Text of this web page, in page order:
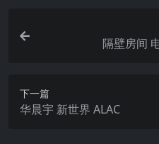
隔壁房间
下一篇
华晨宇 新世界 ALAC